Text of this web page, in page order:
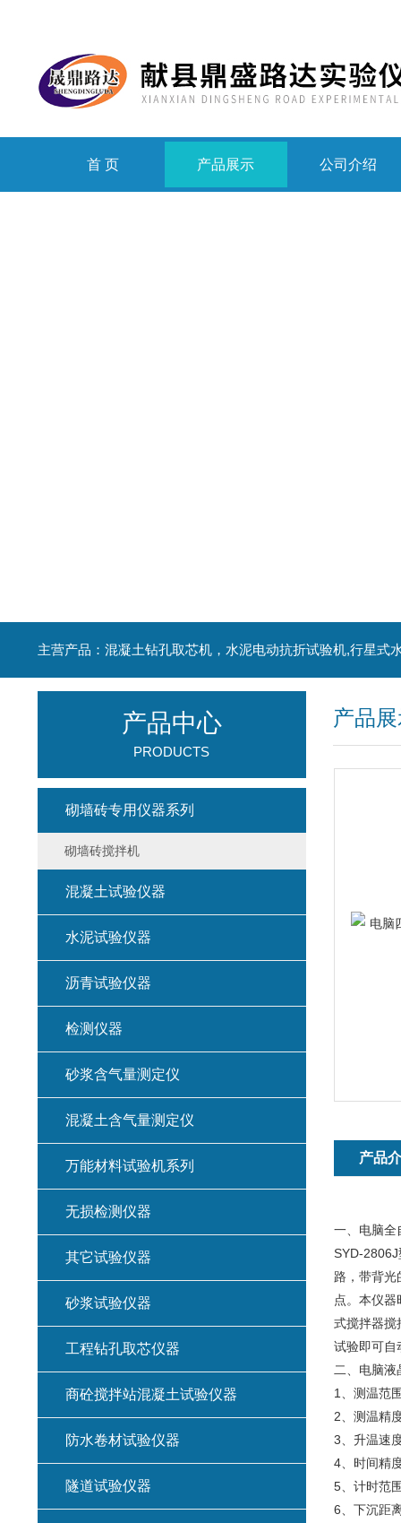
首 页 产品展示 公司介绍
产品
产品
一、电脑全
SYD-
路，带背光
点。本仪
式搅拌器搅
试验即可自
二、电脑
1、测温范
2、测温精
3、升温速
4、时间精
5、计时范
6、下沉距
产品中心
PRODUCTS
砌墙砖专用仪器系列
砌墙砖搅拌机
混凝土试验仪器
水泥试验仪器
沥青试验仪器
检测仪器
砂浆含气量测定仪
混凝土含气量测定仪
万能材料试验机系列
无损检测仪器
其它试验仪器
砂浆试验仪器
工程钻孔取芯仪器
商砼搅拌站混凝土试验仪器
防水卷材试验仪器
隧道试验仪器